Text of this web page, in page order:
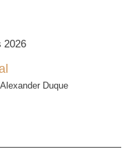
Alexander Duque